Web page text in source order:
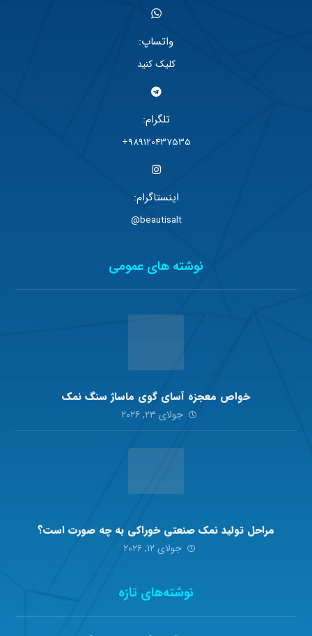
واتساپ:
کلیک کنید
تلگرام:
989120437535+
اینستاگرام:
beautisalt@
نوشته های عمومی
خواص معجزه آسای گوی ماساژ سنگ نمک
جولای ۲۳, ۲۰۲۶
مراحل تولید نمک صنعتی خوراکی به چه صورت است؟
جولای ۱۲, ۲۰۲۶
نوشته‌های تازه